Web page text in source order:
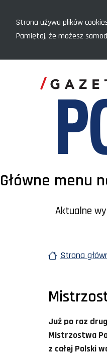
Strona używa plików
Pamiętaj, że możesz
Główne menu
Aktualne
Strona
Już po raz
Mistrzostwa
z całej Polski